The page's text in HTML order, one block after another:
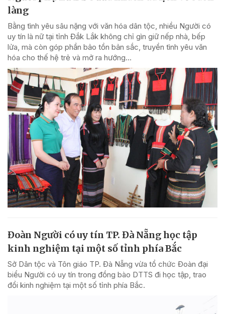
làng
Bằng tình yêu sâu nặng với văn hóa dân tộc, nhiều Người có
uy tín là nữ tại tỉnh Đắk Lắk không chỉ gìn giữ nếp nhà, bếp
lửa, mà còn góp phần bảo tồn bản sắc, truyền tình yêu văn
hóa cho thế hệ trẻ và mở ra hướng...
Đoàn Người có uy tín TP. Đà Nẵng học tập
kinh nghiệm tại một số tỉnh phía Bắc
Sở Dân tộc và Tôn giáo TP. Đà Nẵng vừa tổ chức Đoàn đại
biểu Người có uy tín trong đồng bào DTTS đi học tập, trao
đổi kinh nghiệm tại một số tỉnh phía Bắc.